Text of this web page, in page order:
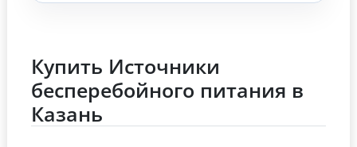
Купить Источники
бесперебойного питания в
Казань